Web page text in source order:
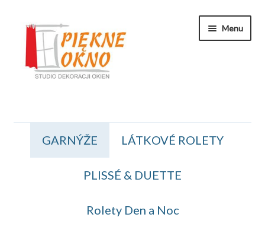
Přeskočit
navigaci
Přejít
obsahu
webu
Menu
Koszyk
OBCHODNÍ PODMÍNKY
GARNÝŽE LÁTKOVÉ ROLETY
PLISSÉ & DUETTE
Rolety Den a Noc